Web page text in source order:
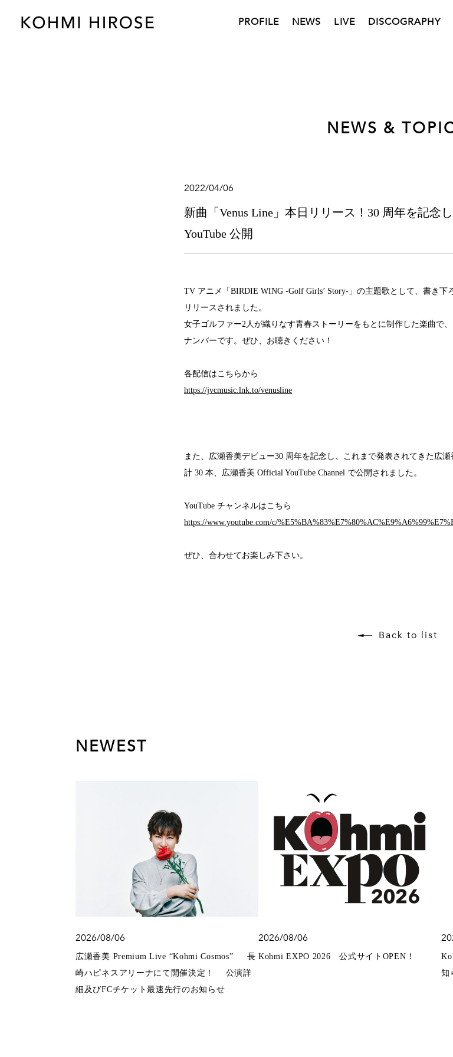
PROFILE NEWS LIVE DISCOGRAPHY
NEWS &
2022/04/06
新曲「Venus Line」本日リリース！30 周年を記念
YouTube 公開
TV アニメ「BIRDIE WING -Golf Girls’ Story-」の主題歌として、書き下
リリースされました。
女子ゴルファー2人が織りなす青春ストーリーをもとに制作した楽曲で
ナンバーです。ぜひ、お聴きください！
各配信はこちらから
https://jvcmusic.lnk.to/venusline
また、広瀬香美デビュー30 周年を記念し、これまで発表されてきた広
計 30 本、広瀬香美 Official YouTube Channel で公開されました。
YouTube チャンネルはこちら
https://www.youtube.com/c/
ぜひ、合わせてお楽しみ下さい。
Back to list
NEWEST
2026/08/06
広瀬香美 Premium Live “Kohmi Cosmos” 長
崎ハピネスアリーナにて開催決定！ 公演詳
細及びFCチケット最速先行のお知らせ
2026/08/06
Kohmi EXPO 2026 公式サイトOPEN！
知